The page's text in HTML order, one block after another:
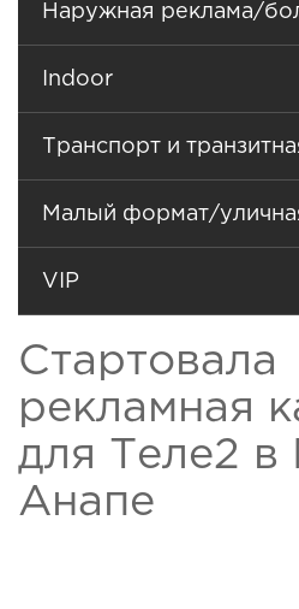
Наружная реклама/
Indoor
Транспорт и
Малый формат/
VIP
Стартовала
рекламная
для Теле2
Анапе